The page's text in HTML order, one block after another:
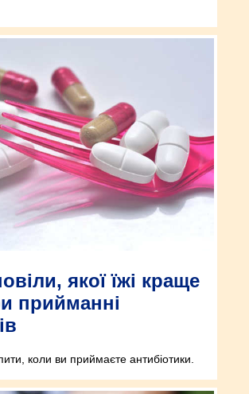
якої їжі краще
прийманні
коли ви приймаєте антибіотики.